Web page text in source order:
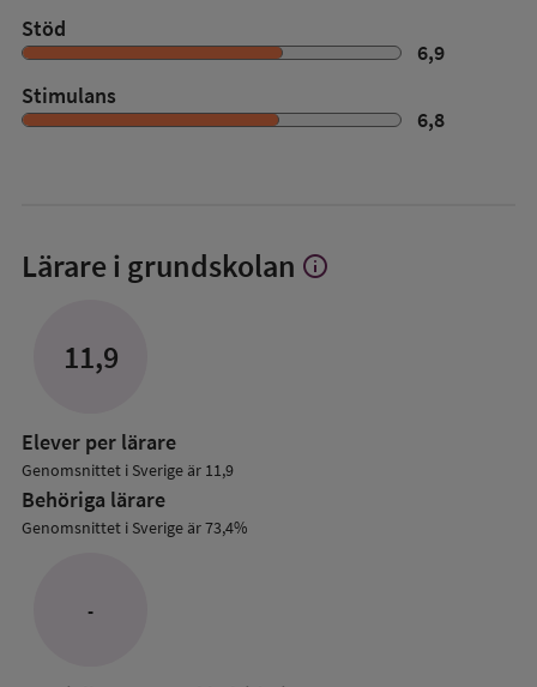
Stöd
6,9
Stimulans
6,8
Lärare i grundskolan Visa
info
11,9
Elever per lärare
Genomsnittet i Sverige är 11,9
Behöriga lärare
Genomsnittet i Sverige är 73,4%
-